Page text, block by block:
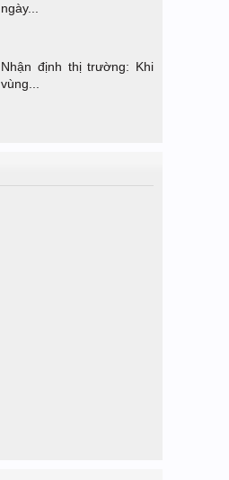
ngày...
Nhận định thị trường: Khi
vùng...